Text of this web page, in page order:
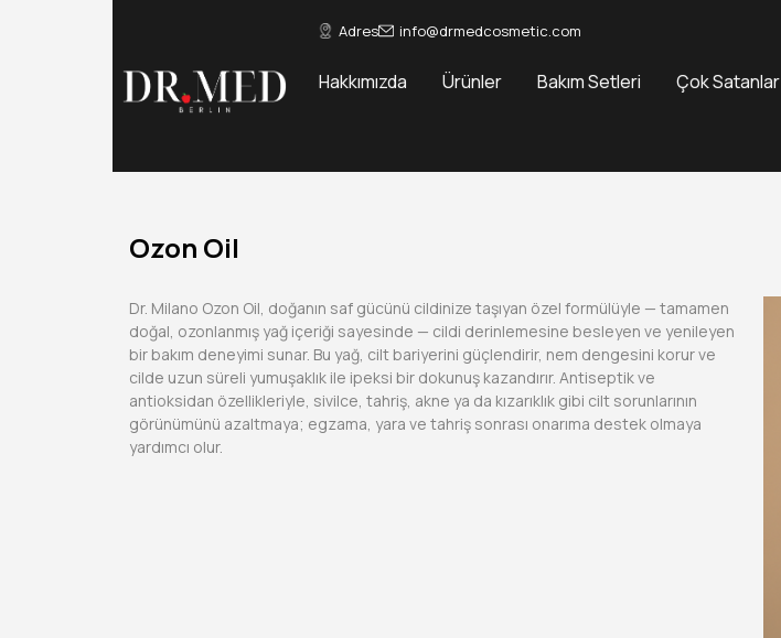
Ozon Oil
Dr. Milano Ozon Oil, doğanın saf gücünü cildinize taşıyan özel formülüyle — tamamen
doğal, ozonlanmış yağ içeriği sayesinde — cildi derinlemesine besleyen ve yenileyen
bir bakım deneyimi sunar. Bu yağ, cilt bariyerini güçlendirir, nem dengesini korur ve
cilde uzun süreli yumuşaklık ile ipeksi bir dokunuş kazandırır. Antiseptik ve
antioksidan özellikleriyle, sivilce, tahriş, akne ya da kızarıklık gibi cilt sorunlarının
görünümünü azaltmaya; egzama, yara ve tahriş sonrası onarıma destek olmaya
yardımcı olur.
Adres info@drmedcosmetic.com
Hakkımızda Ürünler Bakım Setleri Çok Satanlar